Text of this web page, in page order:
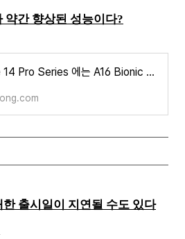
약간 향상된 성능이다?
iPhone 14 Pro Series 에는 A16 Bionic 칩이 탑재 그러나 A15 Bionic 의 보다 약간 향상된 성능이다?
출시일이 지연될 수도 있다